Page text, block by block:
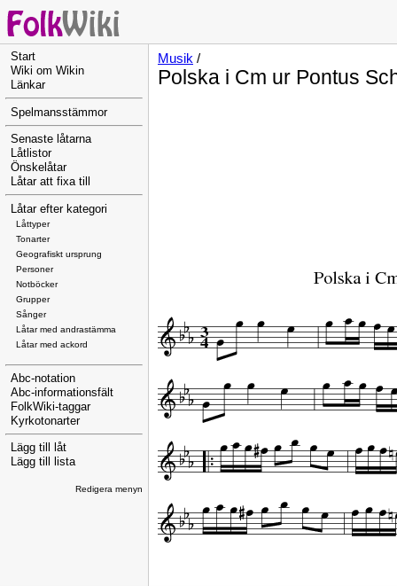
Start
Wiki om Wikin
Länkar
Spelmansstämmor
Senaste låtarna
Låtlistor
Önskelåtar
Låtar att fixa till
Låtar efter kategori
Låttyper
Tonarter
Geografiskt ursprung
Personer
Notböcker
Grupper
Sånger
Låtar med andrastämma
Låtar med ackord
Abc-notation
Abc-informationsfält
FolkWiki-taggar
Kyrkotonarter
Lägg till låt
Lägg till lista
Redigera menyn
Musik /
Polska i Cm ur Pontus